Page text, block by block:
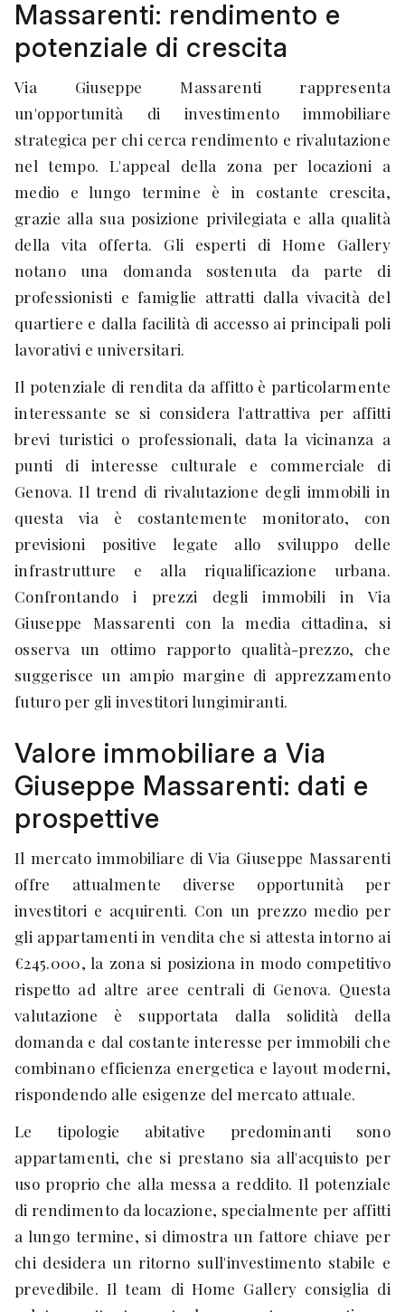
Massarenti: rendimento e
potenziale di crescita
Via Giuseppe Massarenti rappresenta
un'opportunità di investimento immobiliare
strategica per chi cerca rendimento e rivalutazione
nel tempo. L'appeal della zona per locazioni a
medio e lungo termine è in costante crescita,
grazie alla sua posizione privilegiata e alla qualità
della vita offerta. Gli esperti di Home Gallery
notano una domanda sostenuta da parte di
professionisti e famiglie attratti dalla vivacità del
quartiere e dalla facilità di accesso ai principali poli
lavorativi e universitari.
Il potenziale di rendita da affitto è particolarmente
interessante se si considera l'attrattiva per affitti
brevi turistici o professionali, data la vicinanza a
punti di interesse culturale e commerciale di
Genova. Il trend di rivalutazione degli immobili in
questa via è costantemente monitorato, con
previsioni positive legate allo sviluppo delle
infrastrutture e alla riqualificazione urbana.
Confrontando i prezzi degli immobili in Via
Giuseppe Massarenti con la media cittadina, si
osserva un ottimo rapporto qualità-prezzo, che
suggerisce un ampio margine di apprezzamento
futuro per gli investitori lungimiranti.
Valore immobiliare a Via
Giuseppe Massarenti: dati e
prospettive
Il mercato immobiliare di Via Giuseppe Massarenti
offre attualmente diverse opportunità per
investitori e acquirenti. Con un prezzo medio per
gli appartamenti in vendita che si attesta intorno ai
€245.000, la zona si posiziona in modo competitivo
rispetto ad altre aree centrali di Genova. Questa
valutazione è supportata dalla solidità della
domanda e dal costante interesse per immobili che
combinano efficienza energetica e layout moderni,
rispondendo alle esigenze del mercato attuale.
Le tipologie abitative predominanti sono
appartamenti, che si prestano sia all'acquisto per
uso proprio che alla messa a reddito. Il potenziale
di rendimento da locazione, specialmente per affitti
a lungo termine, si dimostra un fattore chiave per
chi desidera un ritorno sull'investimento stabile e
prevedibile. Il team di Home Gallery consiglia di